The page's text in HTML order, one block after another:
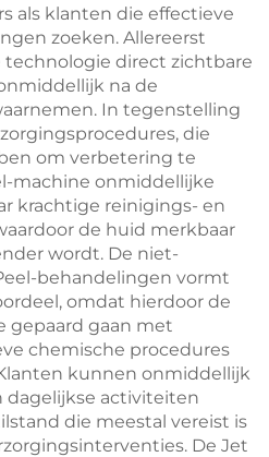
strakker maken van
de huid, lifting en
vormgeving –
als klanten die effectieve
zoeken. Allereerst
technologie direct zichtbare
na de
In tegenstelling
die
om verbetering te
machine onmiddellijke
krachtige reinigings- en
de huid merkbaar
wordt. De niet-
behandelingen vormt
omdat hierdoor de
gepaard gaan met
chemische procedures
kunnen onmiddellijk
dagelijkse activiteiten
die meestal vereist is
De Jet